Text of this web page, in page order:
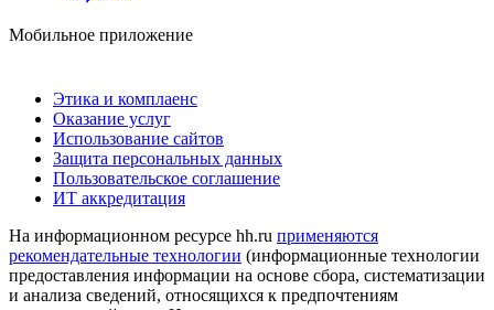
Мобильное приложение
Этика и комплаенс
Оказание услуг
Использование сайтов
Защита персональных данных
Пользовательское соглашение
ИТ аккредитация
На информационном ресурсе hh.ru применяются
рекомендательные технологии (информационные технологии
предоставления информации на основе сбора, систематизации
и анализа сведений, относящихся к предпочтениям